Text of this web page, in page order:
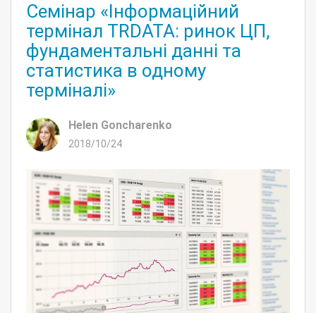
Семінар «Інформаційний
термінал TRDATA: ринок ЦП,
фундаментальні данні та
статистика в одному
терміналі»
Helen Goncharenko
2018/10/24